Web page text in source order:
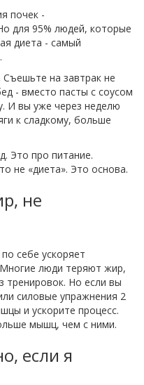
почек -
для 95% людей, которые
диета - самый
Съешьте на завтрак не
- вместо пасты с соусом
И вы уже через неделю
к сладкому, больше
Это про питание.
не «диета». Это основа.
не
себе ускоряет
люди теряют жир,
тренировок. Но если вы
силовые упражнения 2
и ускорите процесс.
мышц, чем с ними.
если я